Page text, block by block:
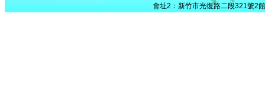
會址2：新竹市光復路二段321號2